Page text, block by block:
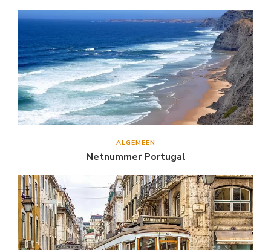
ALGEMEEN
Netnummer Portugal